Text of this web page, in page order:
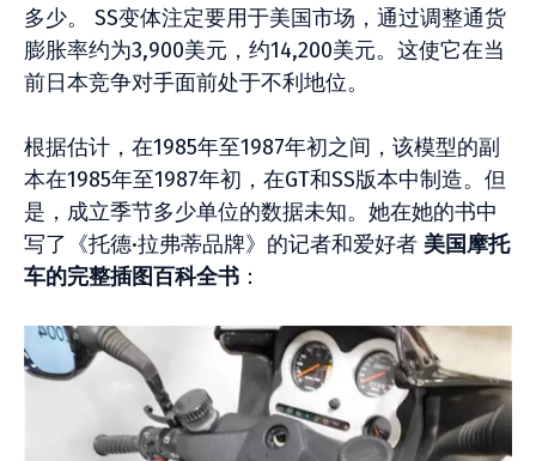
多少。 SS变体注定要用于美国市场，通过调整通货
膨胀率约为3,900美元，约14,200美元。这使它在当
前日本竞争对手面前处于不利地位。
根据估计，在1985年至1987年初之间，该模型的副
本在1985年至1987年初，在GT和SS版本中制造。但
是，成立季节多少单位的数据未知。她在她的书中
写了《托德·拉弗蒂品牌》的记者和爱好者 美国摩托
车的完整插图百科全书 ：